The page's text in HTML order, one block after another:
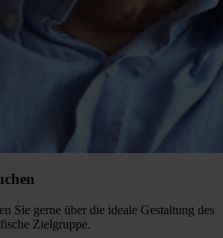
Sie gerne über die ideale Gestaltung des
Zielgruppe.